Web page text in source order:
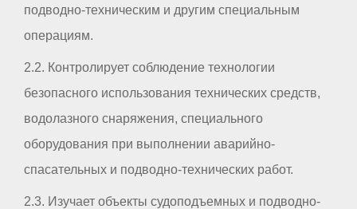
подводно-техническим и другим специальным
операциям.
2.2. Контролирует соблюдение технологии
безопасного использования технических средств,
водолазного снаряжения, специального
оборудования при выполнении аварийно-
спасательных и подводно-технических работ.
2.3. Изучает объекты судоподъемных и подводно-